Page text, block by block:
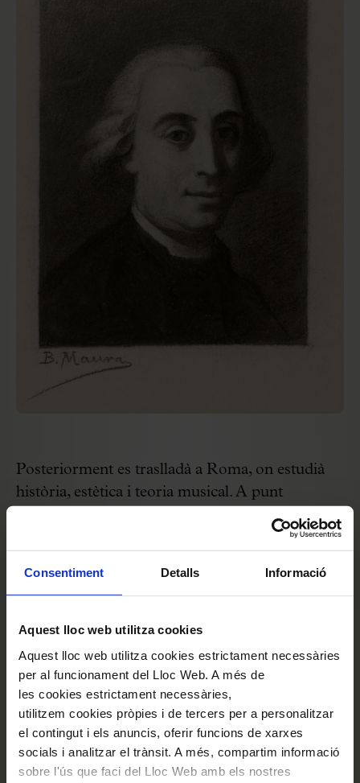
Consentiment Detalls Informació
Aquest lloc web utilitza cookies
Aquest lloc web utilitza cookies estrictament necessàries
per al funcionament del Lloc Web. A més de
les cookies estrictament necessàries,
utilitzem cookies pròpies i de tercers per a personalitzar
el contingut i els anuncis, oferir funcions de xarxes
socials i analitzar el trànsit. A més, compartim informació
sobre l'ús que faci del Lloc Web amb els nostres
Posteriorment es traslladà a Roma, on estudià
història, estètica i teoria musical. A punt
d’abandonar les dedicacions musicològiques,
de
els principis de l’art dels sons i sobre la
metodologia dels tractadistes del seu temps i
d’èpoques anteriors. Va arribar a considerar que
la música no tenia res a veure amb les
matemàtiques, sinó amb unes regles que es
podien fixar sense números ni proporcions. Així
va començar l’elaboració d’aquest tractat, on